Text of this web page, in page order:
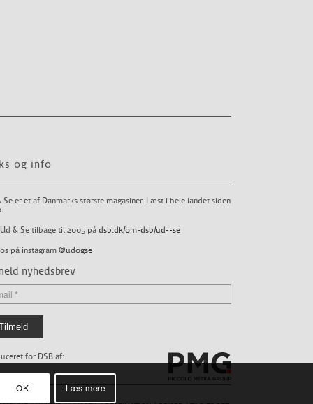
og info
Se er et af Danmarks største magasiner. Læst i hele landet siden
& Se tilbage til 2005 på dsb.dk/om-dsb/ud--se
os på instagram @udogse
nyhedsbrev
for DSB af:
OK Læs mere